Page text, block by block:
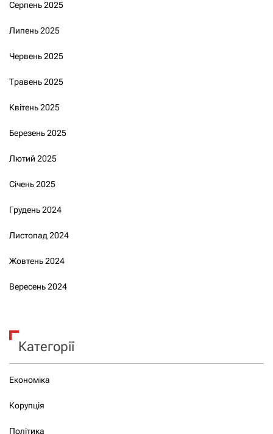
Серпень 2025
Липень 2025
Червень 2025
Травень 2025
Квітень 2025
Березень 2025
Лютий 2025
Січень 2025
Грудень 2024
Листопад 2024
Жовтень 2024
Вересень 2024
Категорії
Економіка
Корупція
Політика